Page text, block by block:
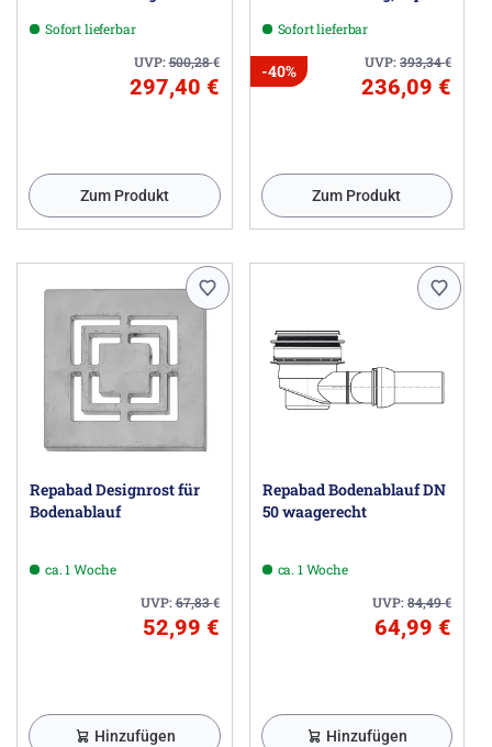
Wannenlänge bis 3,3 m,
Wandhöhe bis 2,5 m
Sofort lieferbar
UVP:500,28€
297,40 €
Zum Produkt
Sofort lieferbar
UVP:393,34€
-40%
236,09 €
Zum Produkt
Repabad Designrost für
Bodenablauf
ca. 1 Woche
UVP:67,83€
52,99 €
Hinzufügen
Repabad Bodenablauf DN
50 waagerecht
ca. 1 Woche
UVP:84,49€
64,99 €
Hinzufügen